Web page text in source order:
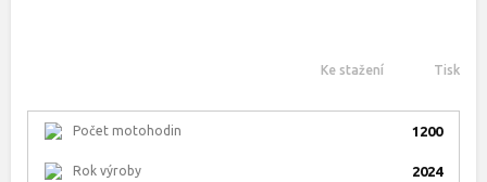
Ke stažení Tisk
Počet motohodin 1200
Rok výroby 2024